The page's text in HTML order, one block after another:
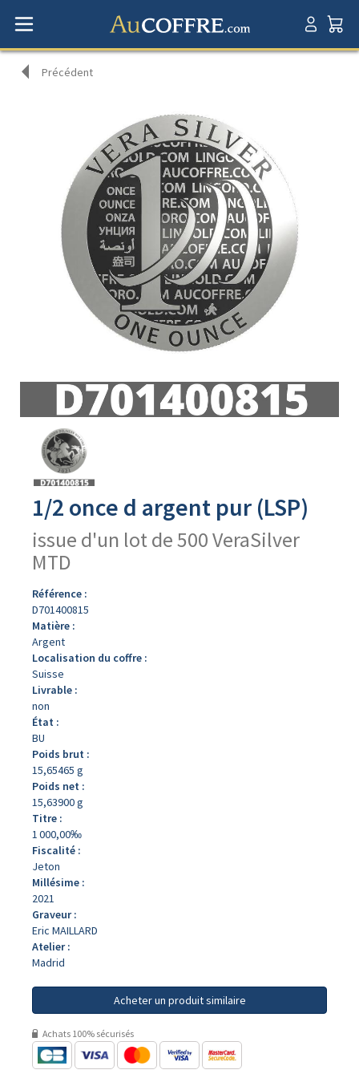
Précédent
produit
1/2 once d argent pur (LSP)
issue d'un lot de 500 VeraSilver
MTD
Référence :
D701400815
Matière :
Argent
Localisation du coffre :
Suisse
Livrable :
non
État :
BU
Poids brut :
15,65465 g
Poids net :
15,63900 g
Titre :
1 000,00‰
Fiscalité :
Jeton
Millésime :
2021
Graveur :
Eric MAILLARD
Atelier :
Madrid
Acheter un produit similaire
Achats 100% sécurisés